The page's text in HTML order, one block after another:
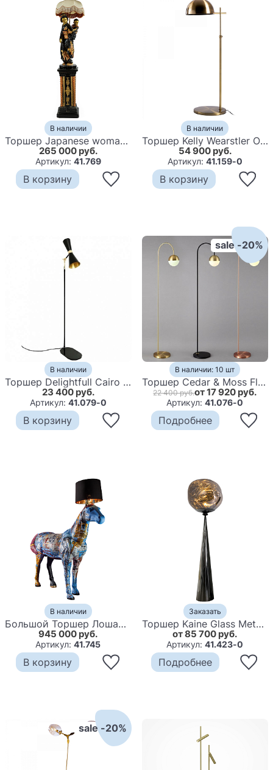
В наличии
Торшер Japanese woman Floor lamp
265 000 руб.
Артикул: 41.769
В корзину
В наличии
Торшер Kelly Wearstler One Light Floor Lamp
54 900 руб.
Артикул: 41.159-0
В корзину
В наличии
Торшер Delightfull Cairo Floor Lamp
23 400 руб.
Артикул: 41.079-0
В корзину
sale -20%
В наличии: 10 шт
Торшер Cedar & Moss Floor Lamp
22 400 руб.от 17 920 руб.
Артикул:41.076-0
Подробнее
В наличии
Большой Торшер Лошадь с ручной авторской росписью Feral Stallion
945 000 руб.
Артикул:41.745
В корзину
Заказать
Торшер Kaine Glass Metal Floor Lamp
от 85 700 руб.
Артикул:41.423-0
Подробнее
sale -20%